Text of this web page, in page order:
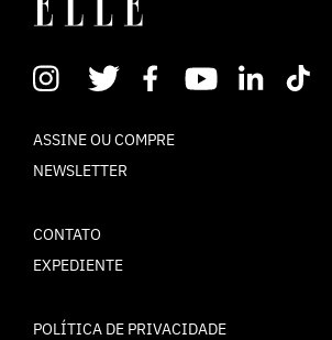
ASSINE OU COMPRE
NEWSLETTER
CONTATO
EXPEDIENTE
POLÍTICA DE PRIVACIDADE